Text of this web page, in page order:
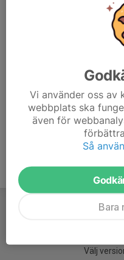
Anmälan till turneringen
Välj
Vi använder oss
webbplats ska
även för
Så
Bara